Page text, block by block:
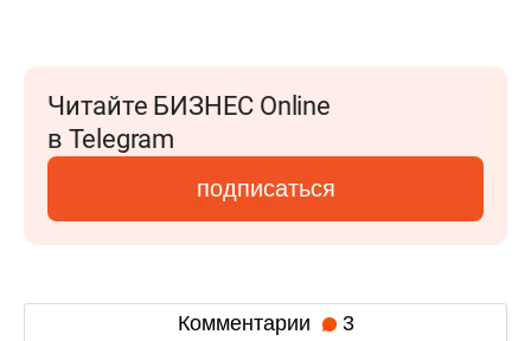
Читайте БИЗНЕС Online
в Telegram
подписаться
Комментарии 3